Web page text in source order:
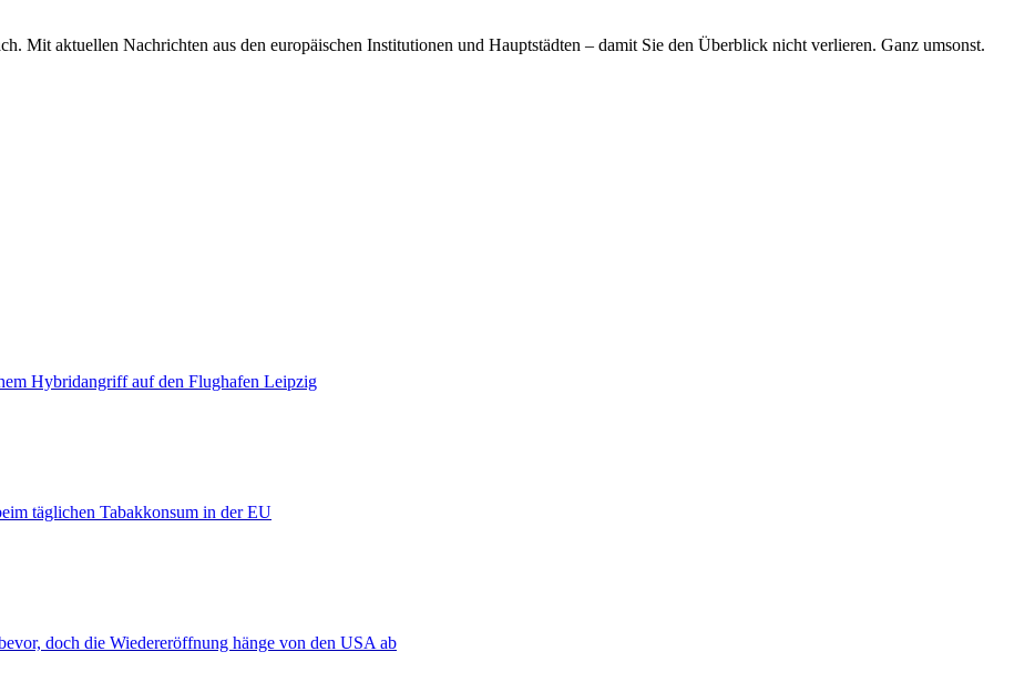
Mit aktuellen Nachrichten aus den europäischen Institutionen und Hauptstädten – damit Sie den Überblick nicht verlieren. Ganz umsonst.
Hybridangriff auf den Flughafen Leipzig
täglichen Tabakkonsum in der EU
doch die Wiedereröffnung hänge von den USA ab